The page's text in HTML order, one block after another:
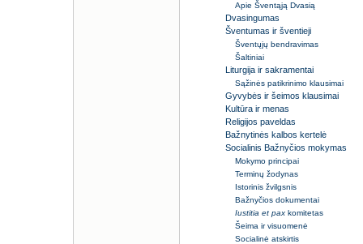
Apie Šventąją Dvasią
Dvasingumas
Šventumas ir šventieji
Šventųjų bendravimas
Šaltiniai
Liturgija ir sakramentai
Sąžinės patikrinimo klausimai
Gyvybės ir šeimos klausimai
Kultūra ir menas
Religijos paveldas
Bažnytinės kalbos kertelė
Socialinis Bažnyčios mokymas
Mokymo principai
Terminų žodynas
Istorinis žvilgsnis
Bažnyčios dokumentai
Iustitia et pax komitetas
Šeima ir visuomenė
Socialinė atskirtis